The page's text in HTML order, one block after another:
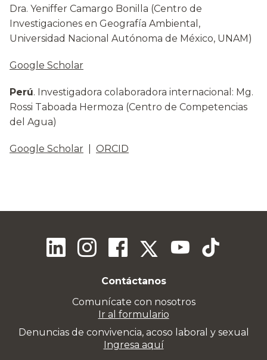
Dra. Yeniffer Camargo Bonilla (Centro de
Investigaciones en Geografía Ambiental,
Universidad Nacional Autónoma de México, UNAM)
Google Scholar
Perú. Investigadora colaboradora internacional: Mg.
Rossi Taboada Hermoza (Centro de Competencias
del Agua)
Google Scholar ORCID
Contáctanos
Comunícate con nosotros
Ir al formulario
Denuncias de convivencia, acoso laboral y sexual
Ingresa aquí